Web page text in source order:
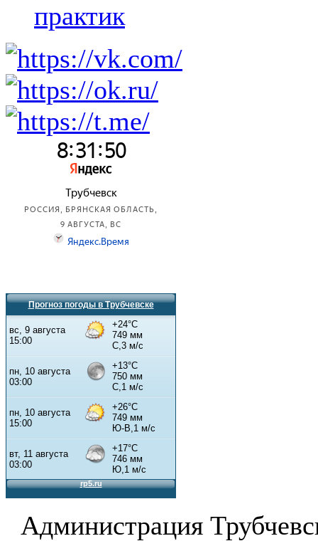
практик
Прогноз погоды в Трубчевске
Администрация